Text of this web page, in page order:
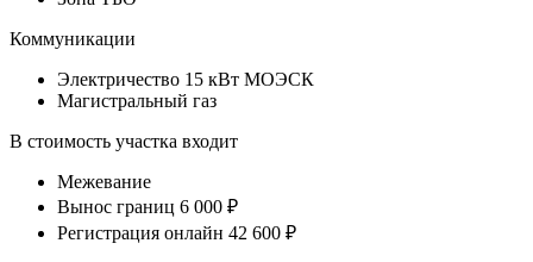
Коммуникации
Электричество 15 кВт МОЭСК
Магистральный газ
В стоимость участка входит
Межевание
Вынос границ 6 000 ₽
Регистрация онлайн 42 600 ₽